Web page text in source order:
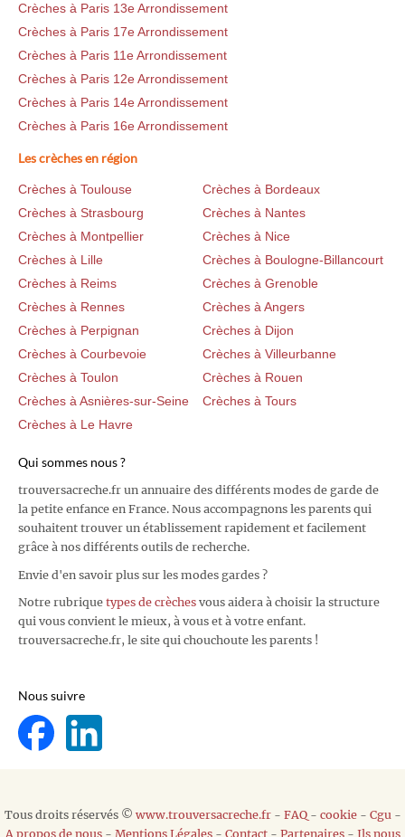
Crèches à Paris 13e Arrondissement
Crèches à Paris 17e Arrondissement
Crèches à Paris 11e Arrondissement
Crèches à Paris 12e Arrondissement
Crèches à Paris 14e Arrondissement
Crèches à Paris 16e Arrondissement
Les crèches en région
Crèches à Toulouse
Crèches à Bordeaux
Crèches à Strasbourg
Crèches à Nantes
Crèches à Montpellier
Crèches à Nice
Crèches à Lille
Crèches à Boulogne-Billancourt
Crèches à Reims
Crèches à Grenoble
Crèches à Rennes
Crèches à Angers
Crèches à Perpignan
Crèches à Dijon
Crèches à Courbevoie
Crèches à Villeurbanne
Crèches à Toulon
Crèches à Rouen
Crèches à Asnières-sur-Seine
Crèches à Tours
Crèches à Le Havre
Qui sommes nous ?
trouversacreche.fr un annuaire des différents modes de garde de
la petite enfance en France. Nous accompagnons les parents qui
souhaitent trouver un établissement rapidement et facilement
grâce à nos différents outils de recherche.
Envie d'en savoir plus sur les modes gardes ?
Notre rubrique types de crèches vous aidera à choisir la structure
qui vous convient le mieux, à vous et à votre enfant.
trouversacreche.fr, le site qui chouchoute les parents !
Nous suivre
Tous droits réservés © www.trouversacreche.fr- FAQ- cookie- Cgu -
A propos de nous- Mentions Légales- Contact- Partenaires- Ils nous